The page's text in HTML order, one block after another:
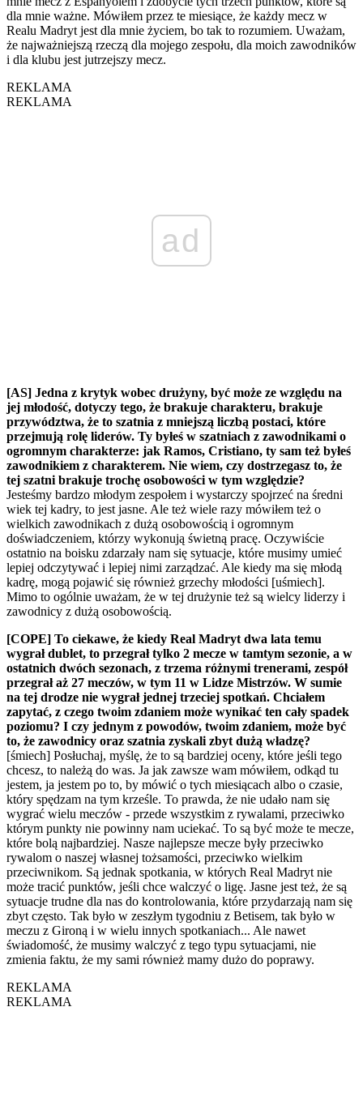
dla mnie ważne. Mówiłem przez te miesiące, że każdy mecz w
Realu Madryt jest dla mnie życiem, bo tak to rozumiem. Uważam,
że najważniejszą rzeczą dla mojego zespołu, dla moich zawodników
i dla klubu jest jutrzejszy mecz.
REKLAMA
REKLAMA
ad
[AS] Jedna z krytyk wobec drużyny, być może ze względu na
jej młodość, dotyczy tego, że brakuje charakteru, brakuje
przywództwa, że to szatnia z mniejszą liczbą postaci, które
przejmują rolę liderów. Ty byłeś w szatniach z zawodnikami o
ogromnym charakterze: jak Ramos, Cristiano, ty sam też byłeś
zawodnikiem z charakterem. Nie wiem, czy dostrzegasz to, że
tej szatni brakuje trochę osobowości w tym względzie?
Jesteśmy bardzo młodym zespołem i wystarczy spojrzeć na średni
wiek tej kadry, to jest jasne. Ale też wiele razy mówiłem też o
wielkich zawodnikach z dużą osobowością i ogromnym
doświadczeniem, którzy wykonują świetną pracę. Oczywiście
ostatnio na boisku zdarzały nam się sytuacje, które musimy umieć
lepiej odczytywać i lepiej nimi zarządzać. Ale kiedy ma się młodą
kadrę, mogą pojawić się również grzechy młodości [uśmiech].
Mimo to ogólnie uważam, że w tej drużynie też są wielcy liderzy i
zawodnicy z dużą osobowością.
[COPE] To ciekawe, że kiedy Real Madryt dwa lata temu
wygrał dublet, to przegrał tylko 2 mecze w tamtym sezonie, a w
ostatnich dwóch sezonach, z trzema różnymi trenerami, zespół
przegrał aż 27 meczów, w tym 11 w Lidze Mistrzów. W sumie
na tej drodze nie wygrał jednej trzeciej spotkań. Chciałem
zapytać, z czego twoim zdaniem może wynikać ten cały spadek
poziomu? I czy jednym z powodów, twoim zdaniem, może być
to, że zawodnicy oraz szatnia zyskali zbyt dużą władzę?
[śmiech] Posłuchaj, myślę, że to są bardziej oceny, które jeśli tego
chcesz, to należą do was. Ja jak zawsze wam mówiłem, odkąd tu
jestem, ja jestem po to, by mówić o tych miesiącach albo o czasie,
który spędzam na tym krześle. To prawda, że nie udało nam się
wygrać wielu meczów - przede wszystkim z rywalami, przeciwko
którym punkty nie powinny nam uciekać. To są być może te mecze,
które bolą najbardziej. Nasze najlepsze mecze były przeciwko
rywalom o naszej własnej tożsamości, przeciwko wielkim
przeciwnikom. Są jednak spotkania, w których Real Madryt nie
może tracić punktów, jeśli chce walczyć o ligę. Jasne jest też, że są
sytuacje trudne dla nas do kontrolowania, które przydarzają nam się
zbyt często. Tak było w zeszłym tygodniu z Betisem, tak było w
meczu z Gironą i w wielu innych spotkaniach... Ale nawet
świadomość, że musimy walczyć z tego typu sytuacjami, nie
zmienia faktu, że my sami również mamy dużo do poprawy.
REKLAMA
REKLAMA